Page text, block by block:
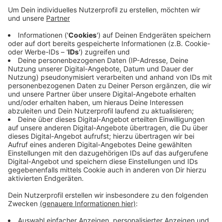
Anzeige
Sie sollen eine Firma aus Korschenbroich um rund
120.000 Euro betrogen haben. Einer der Angeklagten
hatte laut Gerichtsunterlagen bei der Firma als
Einkäufer gearbeitet. Hier soll er bei der Scheinfirma
seines Kompagnons im großen Stil Waren gekauft
haben, die es aber gar nicht gab. Das Geld dieser
Falscheinkäufe sollen die beiden für sich behalten
haben.
Anzeige